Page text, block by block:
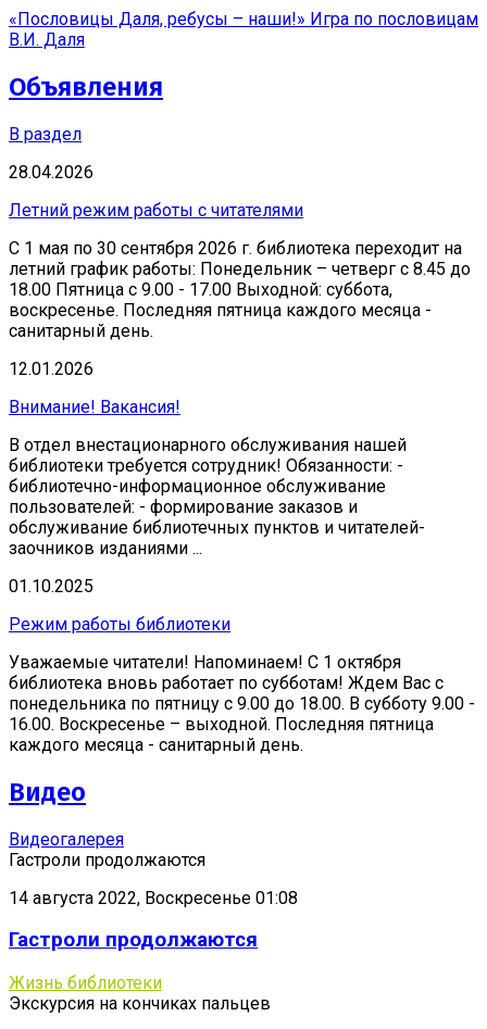
«Пословицы Даля, ребусы – наши!» Игра по пословицам
В.И. Даля
Объявления
В раздел
28.04.2026
Летний режим работы с читателями
С 1 мая по 30 сентября 2026 г. библиотека переходит на
летний график работы: Понедельник – четверг с 8.45 до
18.00 Пятница с 9.00 - 17.00 Выходной: суббота,
воскресенье. Последняя пятница каждого месяца -
санитарный день.
12.01.2026
Внимание! Вакансия!
В отдел внестационарного обслуживания нашей
библиотеки требуется сотрудник! Обязанности: -
библиотечно-информационное обслуживание
пользователей: - формирование заказов и
обслуживание библиотечных пунктов и читателей-
заочников изданиями ...
01.10.2025
Режим работы библиотеки
Уважаемые читатели! Напоминаем! С 1 октября
библиотека вновь работает по субботам! Ждем Вас с
понедельника по пятницу с 9.00 до 18.00. В субботу 9.00 -
16.00. Воскресенье – выходной. Последняя пятница
каждого месяца - санитарный день.
Видео
Видеогалерея
Гастроли продолжаются
14 августа 2022, Воскресенье 01:08
Гастроли продолжаются
Жизнь библиотеки
Экскурсия на кончиках пальцев